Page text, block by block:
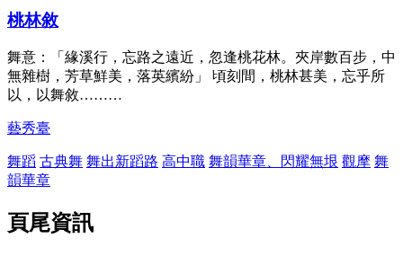
桃林敘
舞意：「緣溪行，忘路之遠近，忽逢桃花林。夾岸數百步，中
無雜樹，芳草鮮美，落英繽紛」 頃刻間，桃林甚美，忘乎所
以，以舞敘………
藝秀臺
舞蹈 古典舞 舞出新蹈路 高中職 舞韻華章、閃耀無垠 觀摩 舞
韻華章
頁尾資訊